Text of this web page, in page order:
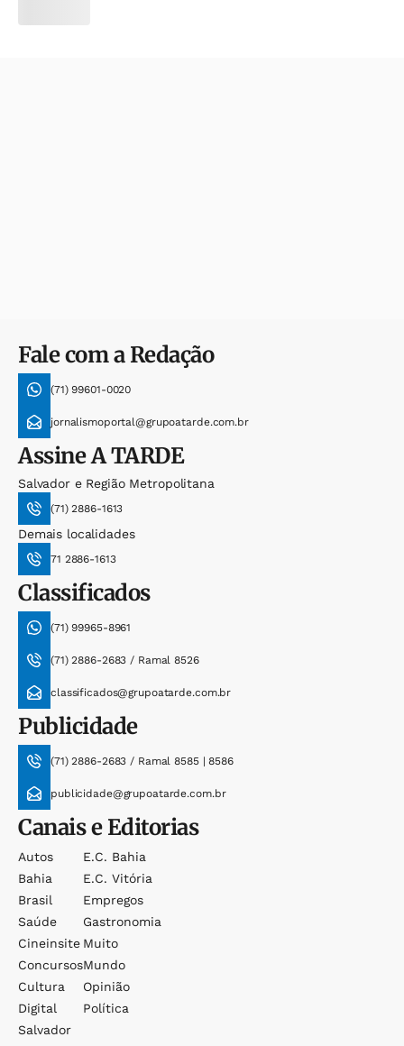
Fale com a Redação
(71) 99601-0020
jornalismoportal@grupoatarde.com.br
AssineA TARDE
Salvador e Região Metropolitana
(71) 2886-1613
Demais localidades
71 2886-1613
Classificados
(71) 99965-8961
(71) 2886-2683 / Ramal 8526
classificados@grupoatarde.com.br
Publicidade
(71) 2886-2683 / Ramal 8585 | 8586
publicidade@grupoatarde.com.br
Canais e Editorias
Autos
Bahia
Brasil
Saúde
Cineinsite
Concursos
Cultura
Digital
Salvador
E.c. Bahia
E.c. Vitória
Empregos
Gastronomia
Muito
Mundo
Opinião
Política